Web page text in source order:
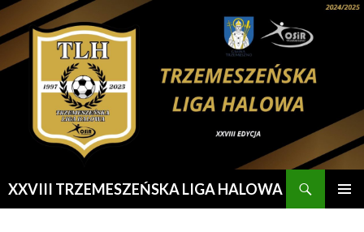
XXVIII TRZEMESZEŃSKA LIGA HALOWA